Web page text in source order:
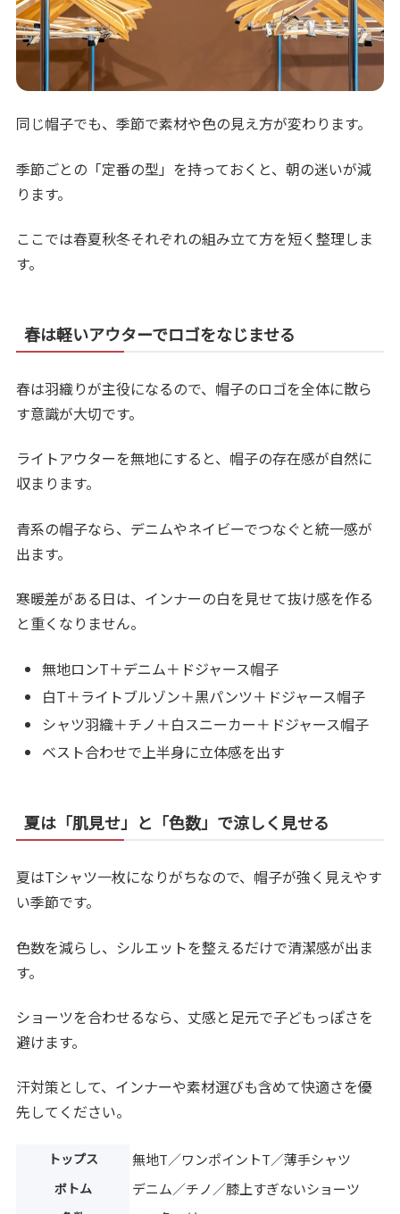
同じ帽子でも、季節で素材や色の見え方が変わります。
季節ごとの「定番の型」を持っておくと、朝の迷いが減
ります。
ここでは春夏秋冬それぞれの組み立て方を短く整理しま
す。
春は軽いアウターでロゴをなじませる
春は羽織りが主役になるので、帽子のロゴを全体に散ら
す意識が大切です。
ライトアウターを無地にすると、帽子の存在感が自然に
収まります。
青系の帽子なら、デニムやネイビーでつなぐと統一感が
出ます。
寒暖差がある日は、インナーの白を見せて抜け感を作る
と重くなりません。
無地ロンT＋デニム＋ドジャース帽子
白T＋ライトブルゾン＋黒パンツ＋ドジャース帽子
シャツ羽織＋チノ＋白スニーカー＋ドジャース帽子
ベスト合わせで上半身に立体感を出す
夏は「肌見せ」と「色数」で涼しく見せる
夏はTシャツ一枚になりがちなので、帽子が強く見えやす
い季節です。
色数を減らし、シルエットを整えるだけで清潔感が出ま
す。
ショーツを合わせるなら、丈感と足元で子どもっぽさを
避けます。
汗対策として、インナーや素材選びも含めて快適さを優
先してください。
トップス 無地T／ワンポイントT／薄手シャツ
ボトム デニム／チノ／膝上すぎないショーツ